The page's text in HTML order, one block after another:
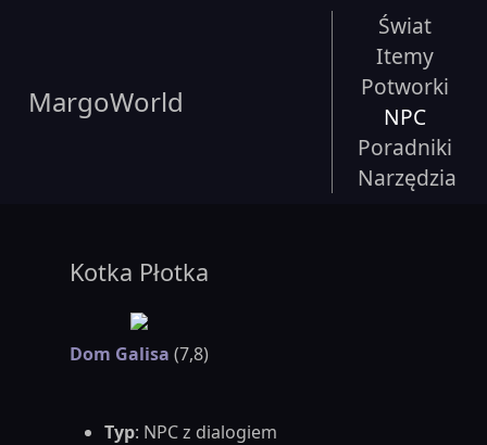
MargoWorld
Świat
Itemy
Potworki
NPC
Poradniki
Narzędzia
Kotka Płotka
Dom Galisa (7,8)
Typ: NPC z dialogiem